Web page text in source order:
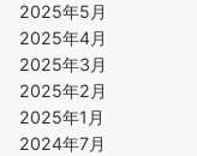
2025年5月
2025年4月
2025年3月
2025年2月
2025年1月
2024年7月